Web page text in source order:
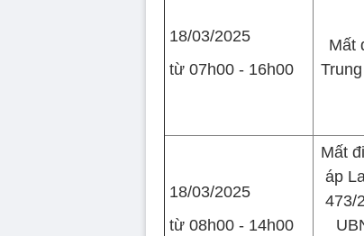
18/03/2025
từ 07h00 - 16h00
Mất
18/03/2025
từ 08h00 - 14h00
Mất
áp
473/